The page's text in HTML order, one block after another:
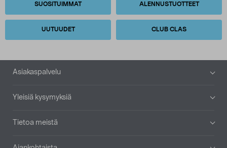
SUOSITUIMMAT ALENNUSTUOTTEET
UUTUUDET CLUB CLAS
Alatunniste
Asiakaspalvelu
Yleisiä kysymyksiä
Tietoa meistä